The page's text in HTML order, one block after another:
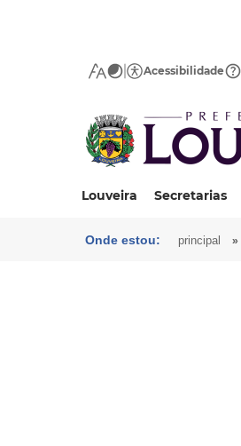
Acessibilidade
Louveira Secretarias
Onde estou: principal »